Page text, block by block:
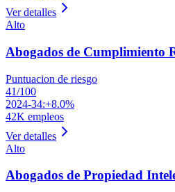
Ver detalles
Alto
Abogados de Cumplimiento
Puntuacion de riesgo
41/100
2024-34:+8.0%
42K empleos
Ver detalles
Alto
Abogados de Propiedad